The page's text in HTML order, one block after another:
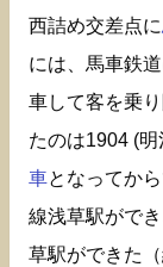
西詰め交差点に
には、馬車鉄
車して客を乗
たのは1904 (
車となってか
線浅草駅がで
草駅ができた